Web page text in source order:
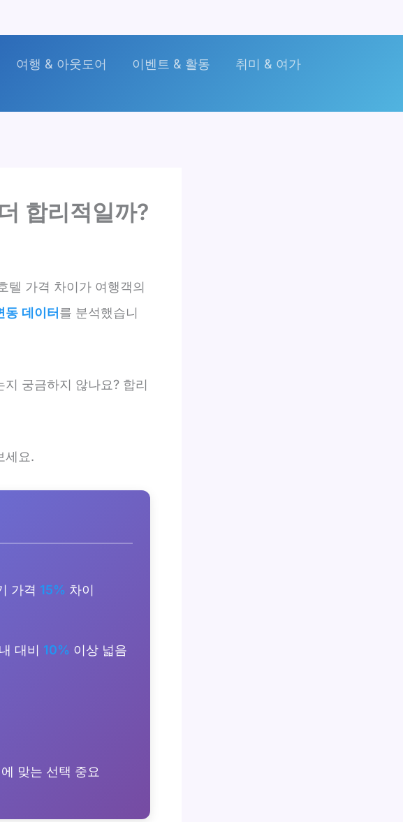
여행 & 아웃도어 이벤트 & 활동
취미 & 여가
합리적일까?
텔 가격 차이가 여행객의
동 데이터 를 분석했습니
지 궁금하지 않나요? 합리
세요.
가격 15% 차이
대비 10% 이상 넓음
맞는 선택 중요